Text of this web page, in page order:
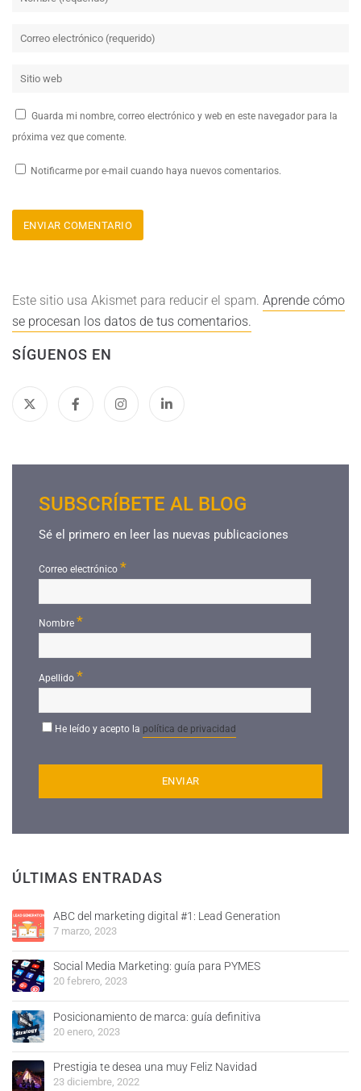
Guarda mi nombre, correo electrónico y web en este navegador para la
próxima vez que comente.
Notificarme por e-mail cuando haya nuevos comentarios.
Este sitio usa Akismet para reducir el spam. Aprende cómo
se procesan los datos de tus comentarios.
SÍGUENOS EN
SUBSCRÍBETE AL BLOG
Sé el primero en leer las nuevas publicaciones
Correo electrónico*
Nombre *
Apellido*
He leído y acepto la política de privacidad
ÚLTIMAS ENTRADAS
ABC del marketing digital #1: Lead Generation
7 marzo, 2023
Social Media Marketing: guía para PYMES
20 febrero, 2023
Posicionamiento de marca: guía definitiva
20 enero, 2023
Prestigia te desea una muy Feliz Navidad
23 diciembre, 2022